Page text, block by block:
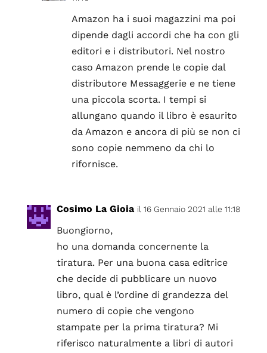
Amazon ha i suoi magazzini ma poi
dipende dagli accordi che ha con gli
editori e i distributori. Nel nostro
caso Amazon prende le copie dal
distributore Messaggerie e ne tiene
una piccola scorta. I tempi si
allungano quando il libro è esaurito
da Amazon e ancora di più se non ci
sono copie nemmeno da chi lo
rifornisce.
Cosimo La Gioia il 16 Gennaio 2021 alle 11:18
Buongiorno,
ho una domanda concernente la
tiratura. Per una buona casa editrice
che decide di pubblicare un nuovo
libro, qual è l’ordine di grandezza del
numero di copie che vengono
stampate per la prima tiratura? Mi
riferisco naturalmente a libri di autori